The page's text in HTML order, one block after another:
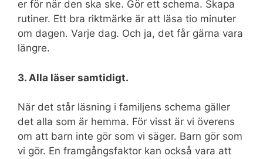
er för när den ska ske. Gör ett schema. Skapa
rutiner. Ett bra riktmärke är att läsa tio minuter
om dagen. Varje dag. Och ja, det får gärna vara
längre.
3. Alla läser samtidigt.
När det står läsning i familjens schema gäller
det alla som är hemma. För visst är vi överens
om att barn inte gör som vi säger. Barn gör som
vi gör. En framgångsfaktor kan också vara att